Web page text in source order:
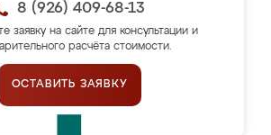
8 (926) 409-68-13
заявку на сайте для консультации и
расчёта стоимости.
ОСТАВИТЬ ЗАЯВКУ